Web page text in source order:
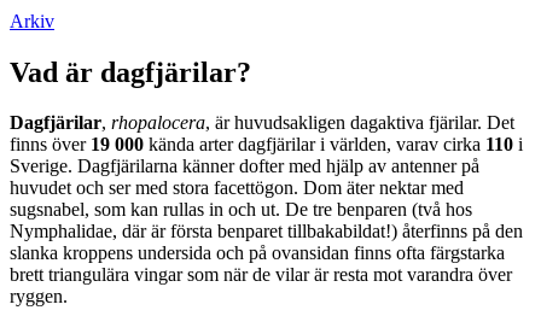
Arkiv
Vad är dagfjärilar?
Dagfjärilar, rhopalocera, är huvudsakligen dagaktiva fjärilar. Det
finns över 19 000 kända arter dagfjärilar i världen, varav cirka 110 i
Sverige. Dagfjärilarna känner dofter med hjälp av antenner på
huvudet och ser med stora facettögon. Dom äter nektar med
sugsnabel, som kan rullas in och ut. De tre benparen (två hos
Nymphalidae, där är första benparet tillbakabildat!) återfinns på den
slanka kroppens undersida och på ovansidan finns ofta färgstarka
brett triangulära vingar som när de vilar är resta mot varandra över
ryggen.